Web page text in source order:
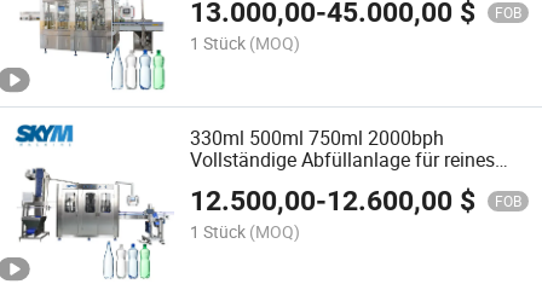
13.000,00-45.000,00 $ FOB
1 Stück (MOQ)
330ml 500ml 750ml 2000bph
Vollständige Abfüllanlage für reines
12.500,00-12.600,00 $ FOB
1 Stück (MOQ)